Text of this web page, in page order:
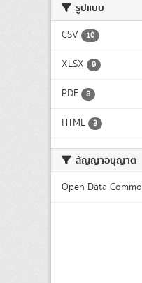
รูปแบบ
CSV 10
XLSX 9
PDF 8
HTML 3
สัญญาอนุญาต
Open Data